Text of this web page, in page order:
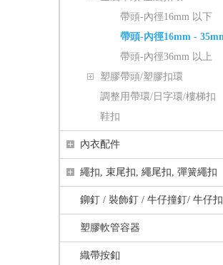
帶頭-內徑16mm 以下
帶頭-內徑16mm -
帶頭-內徑36mm 以上
塑膠帶頭/塑膠扣環
調整用帶環/日字環/樓梯扣
鞋扣
內衣配件
繩扣, 束尾扣, 繩尾扣, 彈簧繩扣
鉚釘 / 裝飾釘 / 牛仔撞釘/ 牛仔扣
塑膠軟管容器
織帶按釦